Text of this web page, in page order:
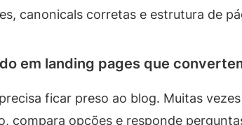
canonicals corretas e estrutura de
em landing pages que
ficar preso ao blog. Muitas
compara opções e responde